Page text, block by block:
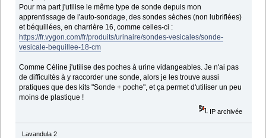
Pour ma part j'utilise le même type de sonde depuis mon
apprentissage de l'auto-sondage, des sondes sèches (non lubrifiées)
et béquillées, en charrière 16, comme celles-ci :
https://fr.vygon.com/fr/produits/urinaire/sondes-vesicales/sonde-
vesicale-bequillee-18-cm
Comme Céline j'utilise des poches à urine vidangeables. Je n'ai pas
de difficultés à y raccorder une sonde, alors je les trouve aussi
pratiques que des kits "Sonde + poche", et ça permet d'utiliser un peu
moins de plastique !
IP archivée
Lavandula 2